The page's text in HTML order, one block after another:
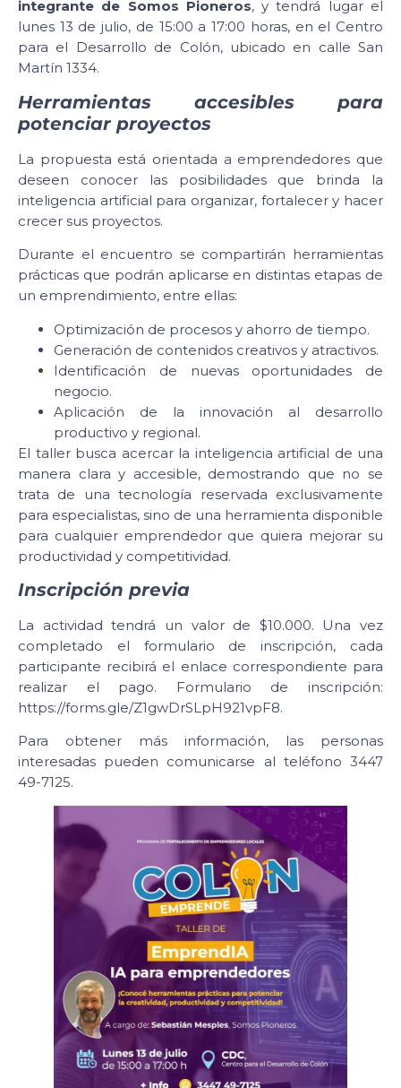
integrante de Somos Pioneros, y tendrá lugar el
lunes 13 de julio, de 15:00 a 17:00 horas, en el Centro
para el Desarrollo de Colón, ubicado en calle San
Martín 1334.
Herramientas accesibles para
potenciar proyectos
La propuesta está orientada a emprendedores que
deseen conocer las posibilidades que brinda la
inteligencia artificial para organizar, fortalecer y hacer
crecer sus proyectos.
Durante el encuentro se compartirán herramientas
prácticas que podrán aplicarse en distintas etapas de
un emprendimiento, entre ellas:
Optimización de procesos y ahorro de tiempo.
Generación de contenidos creativos y atractivos.
Identificación de nuevas oportunidades de
negocio.
Aplicación de la innovación al desarrollo
productivo y regional.
El taller busca acercar la inteligencia artificial de una
manera clara y accesible, demostrando que no se
trata de una tecnología reservada exclusivamente
para especialistas, sino de una herramienta disponible
para cualquier emprendedor que quiera mejorar su
productividad y competitividad.
Inscripción previa
La actividad tendrá un valor de $10.000. Una vez
completado el formulario de inscripción, cada
participante recibirá el enlace correspondiente para
realizar el pago. Formulario de inscripción:
https://forms.gle/Z1gwDrSLpH921vpF8.
Para obtener más información, las personas
interesadas pueden comunicarse al teléfono 3447
49-7125.